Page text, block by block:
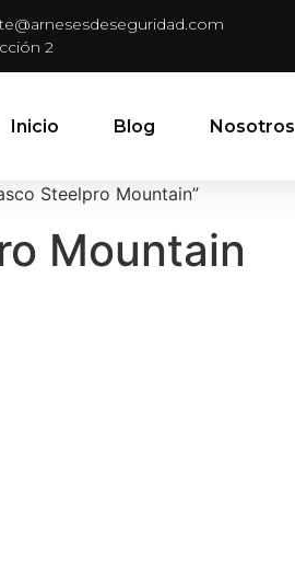
2
Inicio Blog Nosotros
Steelpro Mountain”
Mountain